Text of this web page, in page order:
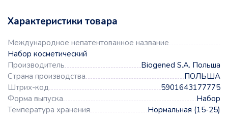
Характеристики товара
Международное непатентованное название
Набор косметический
Производитель
Biogened S.A. Польша
Страна производства
ПОЛЬША
Штрих-код
5901643177775
Форма выпуска
Набор
Температура хранения
Нормальная (15-25)